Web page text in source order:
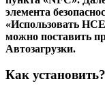
элемента
«Использовать
можно поставить
Автозагрузки.
Как установить?